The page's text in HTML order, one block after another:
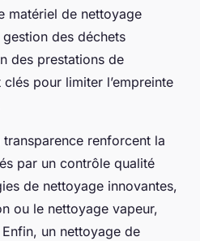
matériel de nettoyage
des déchets
des prestations de
pour limiter l’empreinte
renforcent la
par un contrôle qualité
de nettoyage innovantes,
ou le nettoyage vapeur,
un nettoyage de